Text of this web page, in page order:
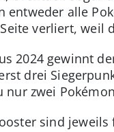
entweder alle
verliert, weil
2024 gewinnt
drei
zwei
sind